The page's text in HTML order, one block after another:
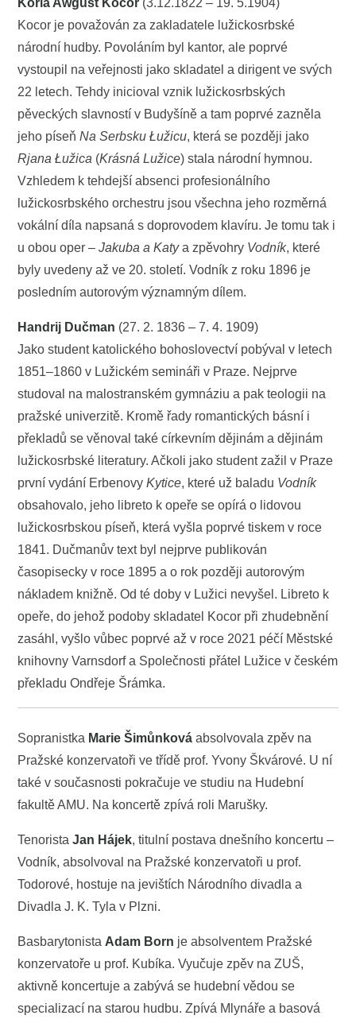
Korla Awgust Kocor (3.12.1822 ‒ 19. 5.1904)
Kocor je považován za zakladatele lužickosrbské
národní hudby. Povoláním byl kantor, ale poprvé
vystoupil na veřejnosti jako skladatel a dirigent ve svých
22 letech. Tehdy inicioval vznik lužickosrbských
pěveckých slavností v Budyšíně a tam poprvé zazněla
jeho píseňNa Serbsku Łužicu, která se později jako
Rjana Łužica (Krásná Lužice) stala národní hymnou.
Vzhledem k tehdejší absenci profesionálního
lužickosrbského orchestru jsou všechna jeho rozměrná
vokální díla napsaná s doprovodem klavíru. Je tomu tak i
u obou oper ‒Jakuba a Katya zpěvohry Vodník, které
byly uvedeny až ve 20. století. Vodník z roku 1896 je
posledním autorovým významným dílem.
Handrij Dučman (27. 2. 1836 ‒ 7. 4. 1909)
Jako student katolického bohoslovectví pobýval v letech
1851‒1860 v Lužickém semináři v Praze. Nejprve
studoval na malostranském gymnáziu a pak teologii na
pražské univerzitě. Kromě řady romantických básní i
překladů se věnoval také církevním dějinám a dějinám
lužickosrbské literatury. Ačkoli jako student zažil v Praze
první vydání ErbenovyKytice, které už baladu Vodník
obsahovalo, jeho libreto k opeře se opírá o lidovou
lužickosrbskou píseň, která vyšla poprvé tiskem v roce
1841. Dučmanův text byl nejprve publikován
časopisecky v roce 1895 a o rok později autorovým
nákladem knižně. Od té doby v Lužici nevyšel. Libreto k
opeře, do jehož podoby skladatel Kocor při zhudebnění
zasáhl, vyšlo vůbec poprvé až v roce 2021 péčí Městské
knihovny Varnsdorf a Společnosti přátel Lužice v českém
překladu Ondřeje Šrámka.
Sopranistka Marie Šimůnková absolvovala zpěv na
Pražské konzervatoři ve třídě prof. Yvony Škvárové. U ní
také v současnosti pokračuje ve studiu na Hudební
fakultě AMU. Na koncertě zpívá roli Marušky.
TenoristaJan Hájek, titulní postava dnešního koncertu –
Vodník, absolvoval na Pražské konzervatoři u prof.
Todorové, hostuje na jevištích Národního divadla a
Divadla J. K. Tyla v Plzni.
Basbarytonista Adam Born je absolventem Pražské
konzervatoře u prof. Kubíka. Vyučuje zpěv na ZUŠ,
aktivně koncertuje a zabývá se hudební vědou se
specializací na starou hudbu. Zpívá Mlynáře a basová